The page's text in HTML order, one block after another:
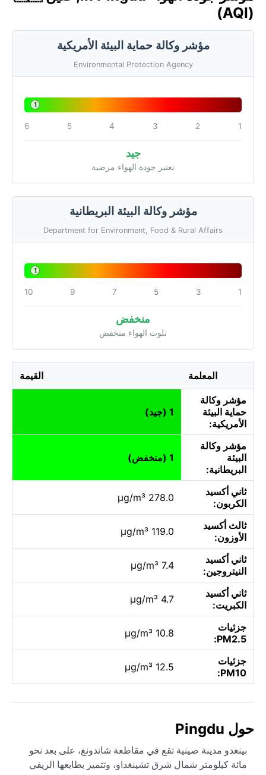
(AQI)
مؤشر وكالة حماية البيئة الأمريكية
Environmental Protection Agency
1
1
2
3
4
5
6
جيد
تعتبر جودة الهواء مرضية
مؤشر وكالة البيئة البريطانية
Department for Environment, Food & Rural Affairs
1
1
3
5
7
9
10
منخفض
تلوث الهواء منخفض
المعلمة القيمة
مؤشر وكالة
حماية البيئة
الأمريكية:
1 (جيد)
مؤشر وكالة
البيئة
البريطانية:
1 (منخفض)
ثاني أكسيد
الكربون:
278.0 µg/m³
ثالث أكسيد
الأوزون:
119.0 µg/m³
ثاني أكسيد
النيتروجين:
7.4 µg/m³
ثاني أكسيد
الكبريت:
4.7 µg/m³
جزئيات
PM2.5:
10.8 µg/m³
جزئيات
PM10:
12.5 µg/m³
حول Pingdu
بينغدو مدينة صينية تقع في مقاطعة شاندونغ، على بعد نحو
مائة كيلومتر شمال شرق تشينغداو، وتتميز بطابعها الريفي